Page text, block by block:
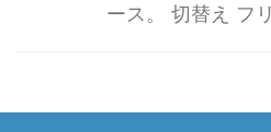
ース。 切替え フ